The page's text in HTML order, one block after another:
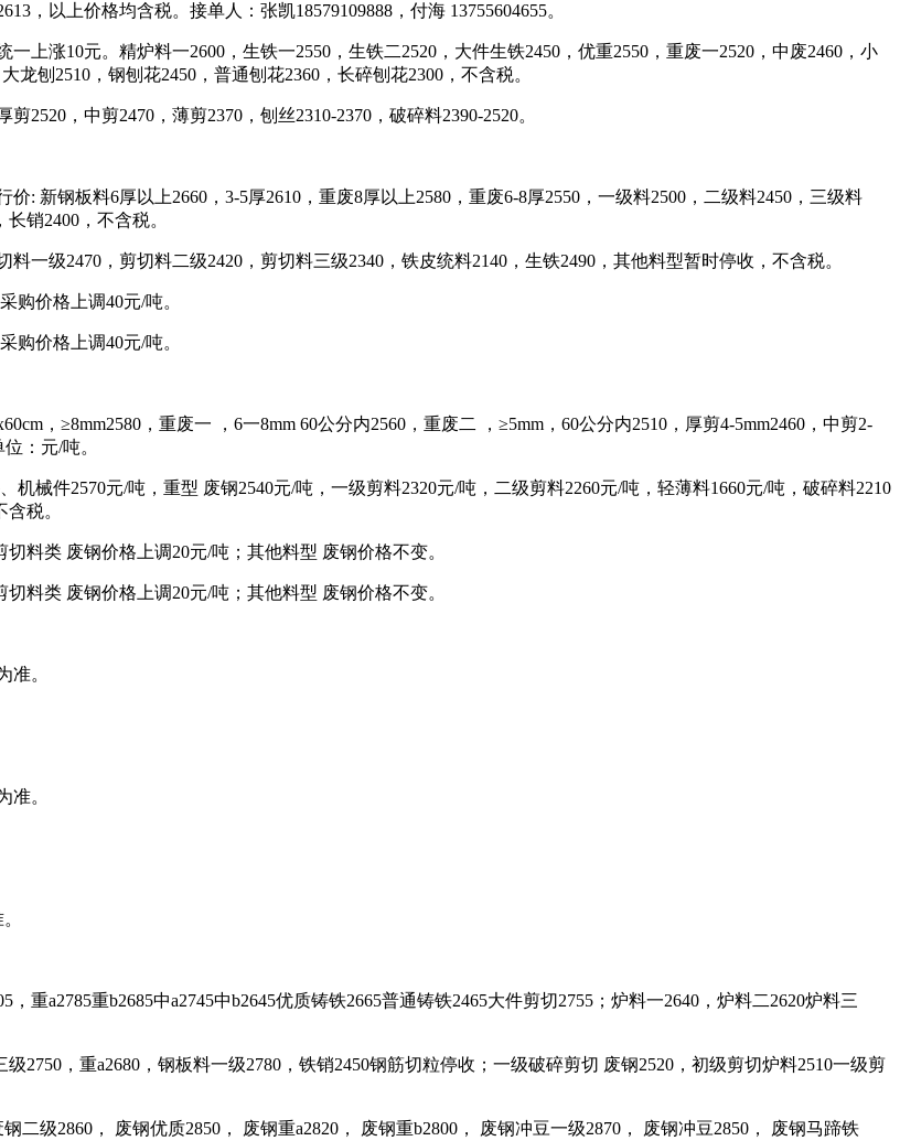
，以上价格均含税。接单人：张凯18579109888，付海 13755604655。
上涨10元。精炉料一2600，生铁一2550，生铁二2520，大件生铁2450，优重2550，重废一2520，中废2460，小
龙刨2510，钢刨花2450，普通刨花2360，长碎刨花2300，不含税。
2520，中剪2470，薄剪2370，刨丝2310-2370，破碎料2390-2520。
: 新钢板料6厚以上2660，3-5厚2610，重废8厚以上2580，重废6-8厚2550，一级料2500，二级料2450，三级料
销2400，不含税。
一级2470，剪切料二级2420，剪切料三级2340，铁皮统料2140，生铁2490，其他料型暂时停收，不含税。
购价格上调40元/吨。
购价格上调40元/吨。
，≥8mm2580，重废一 ，6一8mm 60公分内2560，重废二 ，≥5mm，60公分内2510，厚剪4-5mm2460，中剪2-
：元/吨。
械件2570元/吨，重型 废钢2540元/吨，一级剪料2320元/吨，二级剪料2260元/吨，轻薄料1660元/吨，破碎料2210
税。
料类 废钢价格上调20元/吨；其他料型 废钢价格不变。
料类 废钢价格上调20元/吨；其他料型 废钢价格不变。
准。
准。
重a2785重b2685中a2745中b2645优质铸铁2665普通铸铁2465大件剪切2755；炉料一2640，炉料二2620炉料三
2750，重a2680，钢板料一级2780，铁销2450钢筋切粒停收；一级破碎剪切 废钢2520，初级剪切炉料2510一级剪
级2860， 废钢优质2850， 废钢重a2820， 废钢重b2800， 废钢冲豆一级2870， 废钢冲豆2850， 废钢马蹄铁